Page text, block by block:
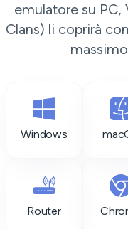
emulatore su PC,
Clans) li coprirà
Windows
Router